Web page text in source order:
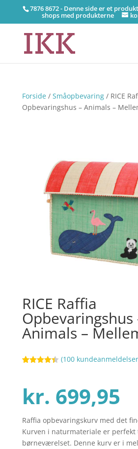
7876 8672 - Denne side er et
shops med produkterne
Forside/ Småopbevaring/ RICE
Opbevaringshus – Animals –
RICE Raffia
Opbevaringshus
Animals –
baseret
på
kundebedø
(100
kr. 699,95
Raffia opbevaringskurv med det
Kurven i naturmateriale er
børneværelset. Denne kurv er i